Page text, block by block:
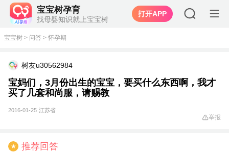
宝宝树孕育
找母婴知识就上宝宝树
打开APP
宝宝树 > 问答 > 怀孕期
树友u30562984
宝妈们，3月份出生的宝宝，要买什么东西啊，我才
买了几套和尚服，请赐教
2016-01-25 江苏省
举报
★ 推荐回答